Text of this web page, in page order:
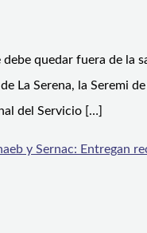
quedar fuera de la
La Serena, la Seremi
del Servicio […]
y Sernac: Entregan